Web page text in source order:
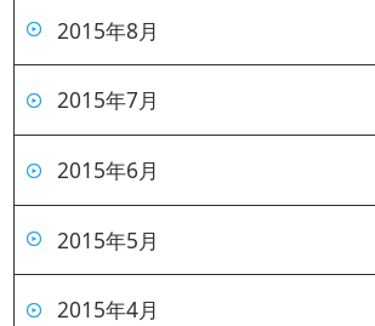
2015年8月
2015年7月
2015年6月
2015年5月
2015年4月